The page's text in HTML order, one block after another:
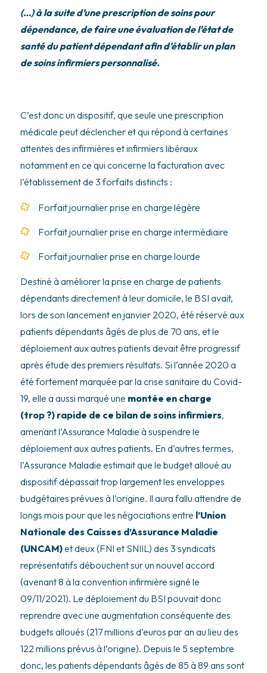
(…) à la suite d’une prescription de soins pour
dépendance, de faire une évaluation de l’état de
santé du patient dépendant afin d’établir un plan
de soins infirmiers personnalisé.
C’est donc un dispositif, que seule une prescription
médicale peut déclencher et qui répond à certaines
attentes des infirmières et infirmiers libéraux
notamment en ce qui concerne la facturation avec
l’établissement de 3 forfaits distincts :
Forfait journalier prise en charge légère
Forfait journalier prise en charge intermédiaire
Forfait journalier prise en charge lourde
Destiné à améliorer la prise en charge de patients
dépendants directement à leur domicile, le BSI avait,
lors de son lancement en janvier 2020, été réservé aux
patients dépendants âgés de plus de 70 ans, et le
déploiement aux autres patients devait être progressif
après étude des premiers résultats. Si l’année 2020 a
été fortement marquée par la crise sanitaire du Covid-
19, elle a aussi marqué une montée en charge
(trop ?) rapide de ce bilan de soins infirmiers,
amenant l’Assurance Maladie à suspendre le
déploiement aux autres patients. En d’autres termes,
l’Assurance Maladie estimait que le budget alloué au
dispositif dépassait trop largement les enveloppes
budgétaires prévues à l’origine. Il aura fallu attendre de
longs mois pour que les négociations entre l’Union
Nationale des Caisses d’Assurance Maladie
(UNCAM)et deux (FNI et SNIIL) des 3 syndicats
représentatifs débouchent sur un nouvel accord
(avenant 8 à la convention infirmière signé le
09/11/2021). Le déploiement du BSI pouvait donc
reprendre avec une augmentation conséquente des
budgets alloués (217 millions d’euros par an au lieu des
122 millions prévus à l’origine). Depuis le 5 septembre
donc, les patients dépendants âgés de 85 à 89 ans sont